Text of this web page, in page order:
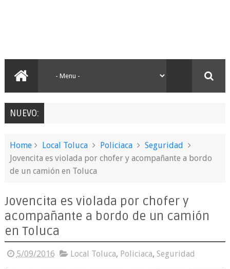
NUEVO:
Home Local Toluca Policiaca
Seguridad
Jovencita es violada por chofer y acompañante a bordo
de un camión en Toluca
Jovencita es violada por chofer y
acompañante a bordo de un camión
en Toluca
5/09/2016 Local Toluca, Policiaca, Seguridad